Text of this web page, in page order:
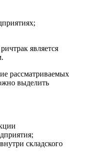
является
рассматриваемых
выделить
складского